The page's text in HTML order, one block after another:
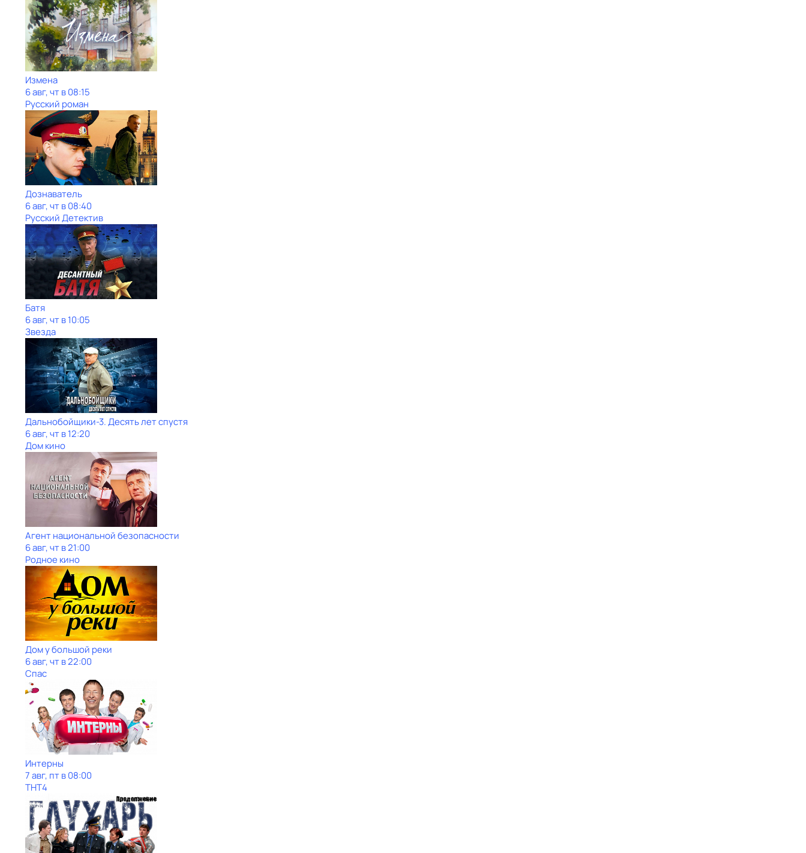
Измена
6 авг, чт в 08:15
Русский роман
Дознаватель
6 авг, чт в 08:40
Русский Детектив
Батя
6 авг, чт в 10:05
Звезда
Дальнобойщики-3. Десять лет спустя
6 авг, чт в 12:20
Дом кино
Агент национальной безопасности
6 авг, чт в 21:00
Родное кино
Дом у большой реки
6 авг, чт в 22:00
Спас
Интерны
7 авг, пт в 08:00
ТНТ4